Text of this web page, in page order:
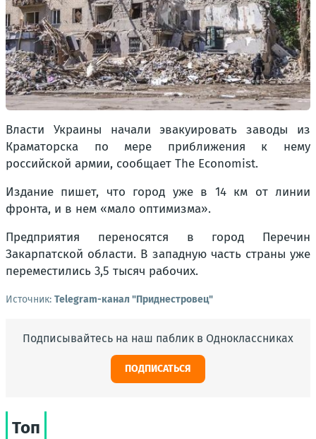
Власти Украины начали эвакуировать заводы из
Краматорска по мере приближения к нему
российской армии, сообщает The Economist.
Издание пишет, что город уже в 14 км от линии
фронта, и в нем «мало оптимизма».
Предприятия переносятся в город Перечин
Закарпатской области. В западную часть страны уже
переместились 3,5 тысяч рабочих.
Источник: Telegram-канал "Приднестровец"
Подписывайтесь на наш паблик в Одноклассниках
ПОДПИСАТЬСЯ
Топ